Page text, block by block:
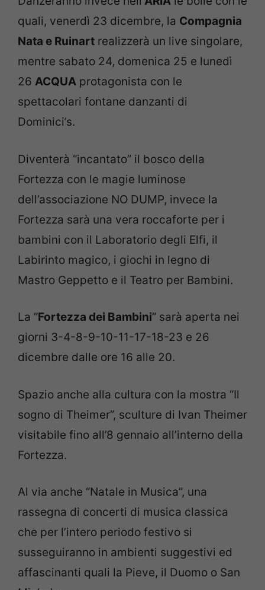
quali, venerdì 23 dicembre, la Compagnia
Nata e Ruinart realizzerà un live singolare,
mentre sabato 24, domenica 25 e lunedì
26 ACQUA protagonista con le
spettacolari fontane danzanti di
Dominici’s.
Diventerà “incantato” il bosco della
Fortezza con le magie luminose
dell’associazione NO DUMP, invece la
Fortezza sarà una vera roccaforte per i
bambini con il Laboratorio degli Elfi, il
Labirinto magico, i giochi in legno di
Mastro Geppetto e il Teatro per Bambini.
La “Fortezza dei Bambini” sarà aperta nei
giorni 3-4-8-9-10-11-17-18-23 e 26
dicembre dalle ore 16 alle 20.
Spazio anche alla cultura con la mostra “Il
sogno di Theimer”, sculture di Ivan Theimer
visitabile fino all’8 gennaio all’interno della
Fortezza.
Al via anche “Natale in Musica”, una
rassegna di concerti di musica classica
che per l’intero periodo festivo si
susseguiranno in ambienti suggestivi ed
affascinanti quali la Pieve, il Duomo o San